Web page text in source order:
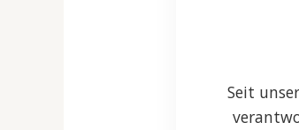
Seit